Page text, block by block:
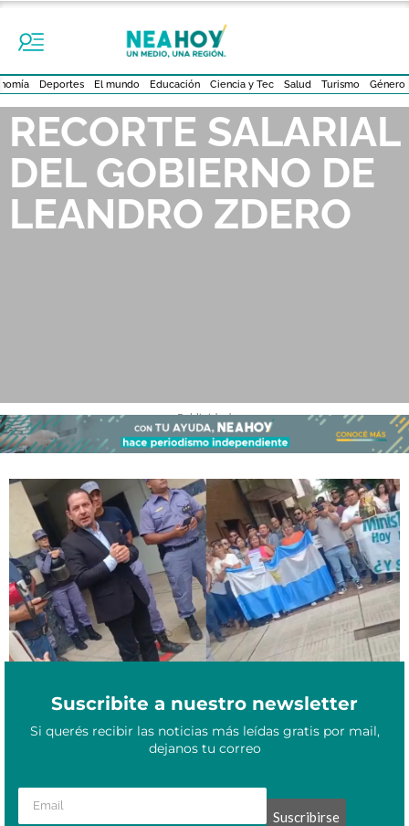
Deportes El mundo Educación Ciencia y Tec Salud Turismo Género
RECORTE SALARIAL
DEL GOBIERNO DE
LEANDRO ZDERO
- Publicidad -
Chaco: continúa el conflicto por los recortes salariales a
trabajadores del Ministerio de Producción
Marzo 13, 2026
Suscribite a nuestro newsletter
Si querés recibir las noticias más leídas gratis por mail,
dejanos tu correo
Suscribirse